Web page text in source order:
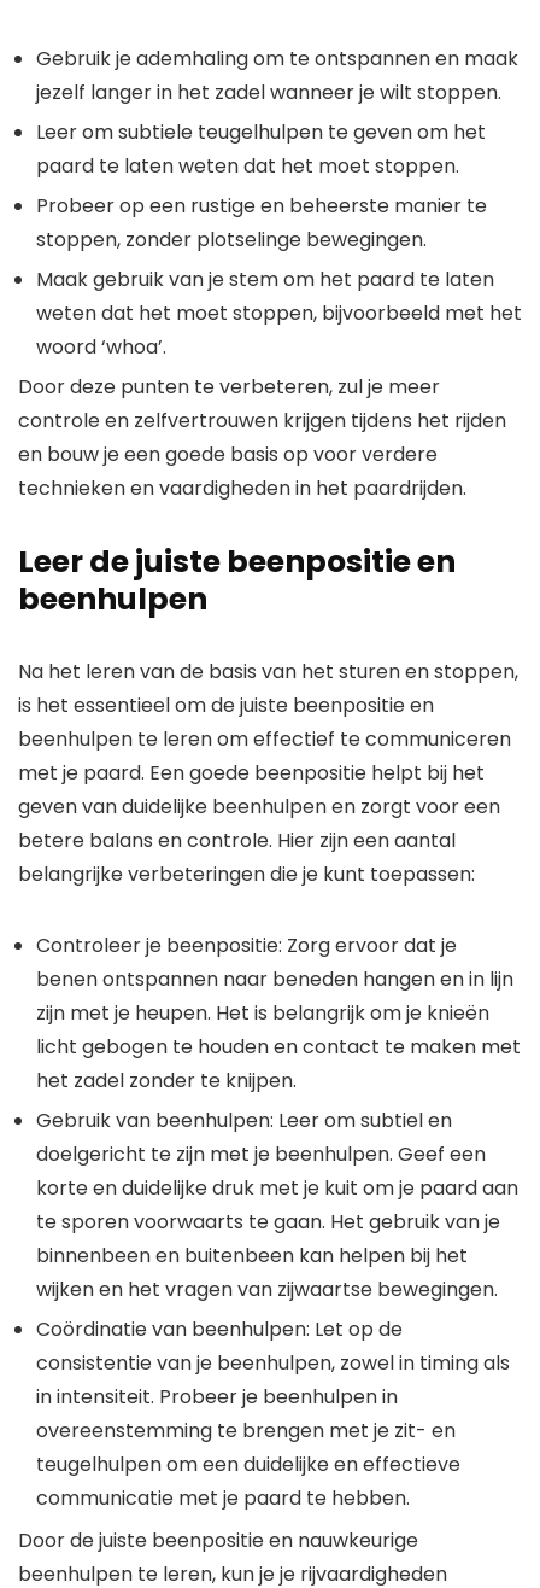
Gebruik je ademhaling om te ontspannen en maak
jezelf langer in het zadel wanneer je wilt stoppen.
Leer om subtiele teugelhulpen te geven om het
paard te laten weten dat het moet stoppen.
Probeer op een rustige en beheerste manier te
stoppen, zonder plotselinge bewegingen.
Maak gebruik van je stem om het paard te laten
weten dat het moet stoppen, bijvoorbeeld met het
woord ‘whoa’.
Door deze punten te verbeteren, zul je meer
controle en zelfvertrouwen krijgen tijdens het rijden
en bouw je een goede basis op voor verdere
technieken en vaardigheden in het paardrijden.
Leer de juiste beenpositie en
beenhulpen
Na het leren van de basis van het sturen en stoppen,
is het essentieel om de juiste beenpositie en
beenhulpen te leren om effectief te communiceren
met je paard. Een goede beenpositie helpt bij het
geven van duidelijke beenhulpen en zorgt voor een
betere balans en controle. Hier zijn een aantal
belangrijke verbeteringen die je kunt toepassen:
Controleer je beenpositie: Zorg ervoor dat je
benen ontspannen naar beneden hangen en in lijn
zijn met je heupen. Het is belangrijk om je knieën
licht gebogen te houden en contact te maken met
het zadel zonder te knijpen.
Gebruik van beenhulpen: Leer om subtiel en
doelgericht te zijn met je beenhulpen. Geef een
korte en duidelijke druk met je kuit om je paard aan
te sporen voorwaarts te gaan. Het gebruik van je
binnenbeen en buitenbeen kan helpen bij het
wijken en het vragen van zijwaartse bewegingen.
Coördinatie van beenhulpen: Let op de
consistentie van je beenhulpen, zowel in timing als
in intensiteit. Probeer je beenhulpen in
overeenstemming te brengen met je zit- en
teugelhulpen om een duidelijke en effectieve
communicatie met je paard te hebben.
Door de juiste beenpositie en nauwkeurige
beenhulpen te leren, kun je je rijvaardigheden